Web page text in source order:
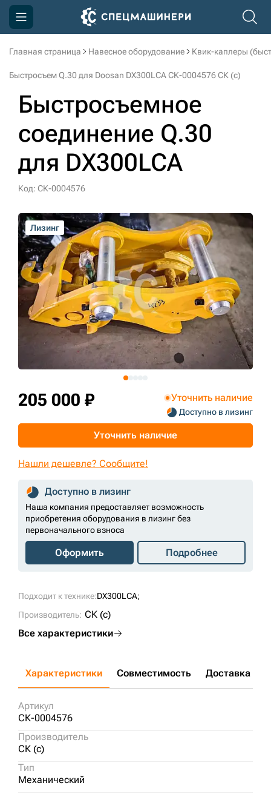
Главная страница Навесное оборудование Квик-каплеры
Быстросъем Q.30 для Doosan DX300LCA СК-0004576 СК (c)
Быстросъемное
соединение Q.30
для DX300LCA
Код: СК-0004576
Лизинг
Лизинг
Лизинг
Лизинг
Лизинг
Подходит к технике:DX300LCA;
Производитель: СК (c)
Все характеристики
205 000 ₽ Уточнить наличие
Доступно в лизинг
Уточнить наличие
Нашли дешевле? Сообщите!
Доступно в лизинг
Наша компания предоставляет возможность
приобретения оборудования в лизинг без
первоначального взноса
Оформить Подробнее
Характеристики Совместимость Доставка и
Артикул
СК-0004576
Производитель
СК (c)
Тип
Механический
Компания
Доставка и оплата
Информация
Контакты
3D тур по производству
sksale@skdst.ru
+7 (499) 394-50-93